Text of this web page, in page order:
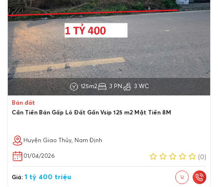
125m2 3 PN 3 WC
Bán đất
Cần Tiền Bán Gấp Lô Đất Gần Vsip 125 m2 Mặt Tiền 8M
Huyện Giao Thủy, Nam Định
01/04/2026 (0)
Giá: 1 tỷ 400 triệu